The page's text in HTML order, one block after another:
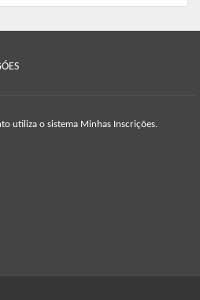
utiliza o sistema Minhas Inscrições.